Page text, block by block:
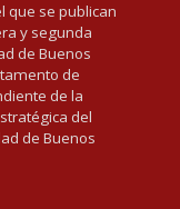
que se publican
y segunda
de Buenos
de
de la
del
de Buenos